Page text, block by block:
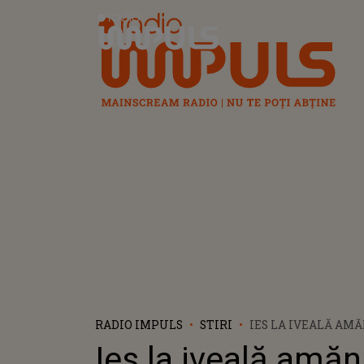
Radio Impuls
RADIO IMPULS STIRI
IES LA IVEALĂ
PADINA. MARTORII